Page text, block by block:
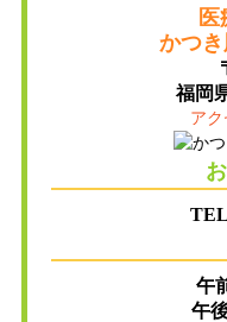
医
かつ
福岡
ア
午
午